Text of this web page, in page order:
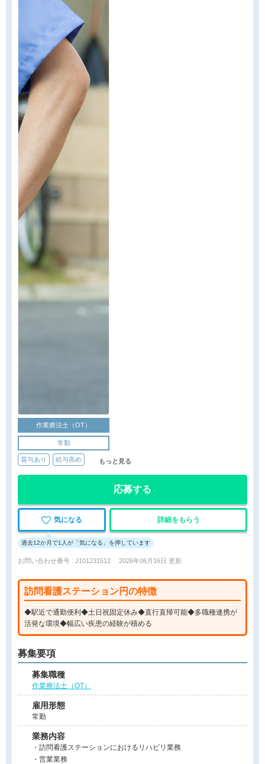
作業療法士（OT）
常勤
賞与あり 給与高め もっと見る
応募する
気になる 詳細をもらう
過去12か月で1人が「気になる」を押しています
お問い合わせ番号 : J101231512 2026年06月16日 更新
訪問看護ステーション円の特徴
◆駅近で通勤便利◆土日祝固定休み◆直行直帰可能◆多職種連携が
活発な環境◆幅広い疾患の経験が積める
募集要項
募集職種
作業療法士（OT）
雇用形態
常勤
業務内容
・訪問看護ステーションにおけるリハビリ業務
・営業業務